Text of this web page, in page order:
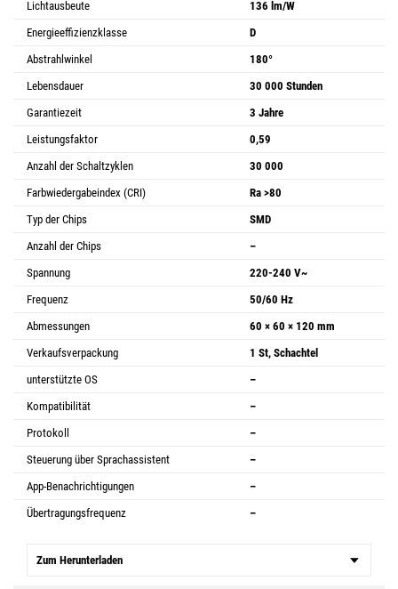
Lichtausbeute
136 lm/W
Energieeffizienzklasse
D
Abstrahlwinkel
180°
Lebensdauer
30 000 Stunden
Garantiezeit
3 Jahre
Leistungsfaktor
0,59
Anzahl der Schaltzyklen
30 000
Farbwiedergabeindex (CRI)
Ra >80
Typ der Chips
SMD
Anzahl der Chips
–
Spannung
220-240 V~
Frequenz
50/60 Hz
Abmessungen
60 × 60 × 120 mm
Verkaufsverpackung
1 St, Schachtel
unterstützte OS
–
Kompatibilität
–
Protokoll
–
Steuerung über Sprachassistent
–
App-Benachrichtigungen
–
Übertragungsfrequenz
–
Zum Herunterladen